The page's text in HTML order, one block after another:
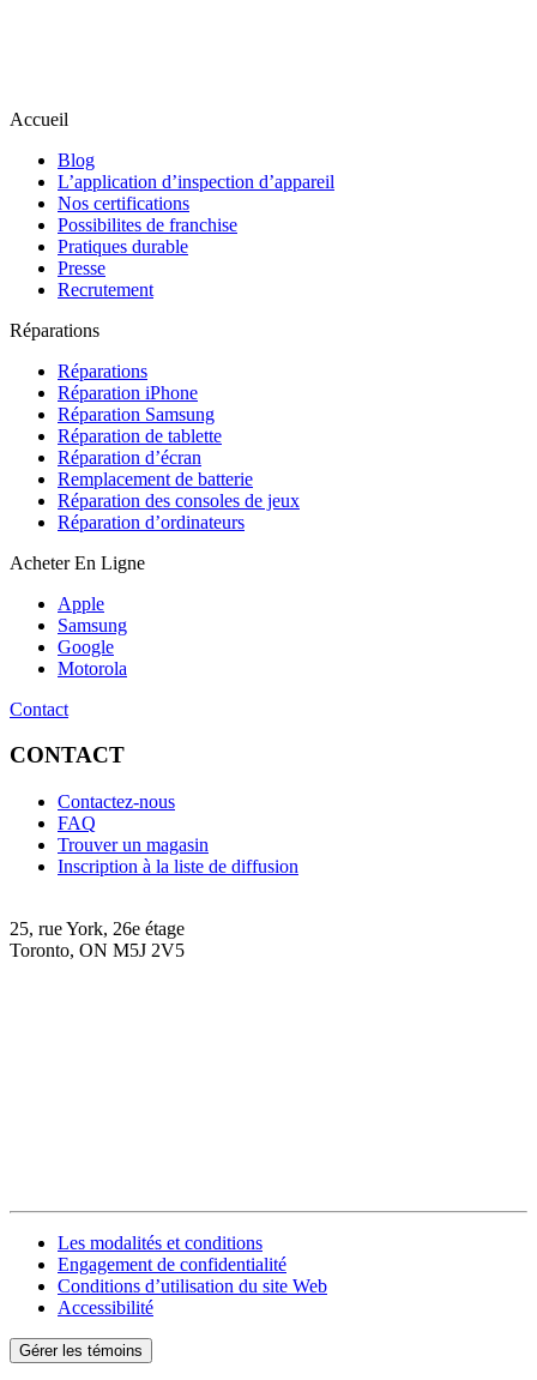
Accueil
Blog
L’application d’inspection d’appareil
Nos certifications
Possibilites de franchise
Pratiques durable
Presse
Recrutement
Réparations
Réparations
Réparation iPhone
Réparation Samsung
Réparation de tablette
Réparation d’écran
Remplacement de batterie
Réparation des consoles de jeux
Réparation d’ordinateurs
Acheter En Ligne
Apple
Samsung
Google
Motorola
Contact
CONTACT
Contactez-nous
FAQ
Trouver un magasin
Inscription à la liste de diffusion
25, rue York, 26e étage
Toronto, ON M5J 2V5
Les modalités et conditions
Engagement de confidentialité
Conditions d’utilisation du site Web
Accessibilité
Gérer les témoins